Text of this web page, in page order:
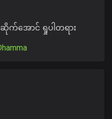
က်အောင် ရှုပါတရား